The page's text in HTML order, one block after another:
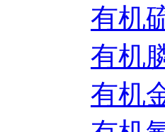
有机
有机
有机